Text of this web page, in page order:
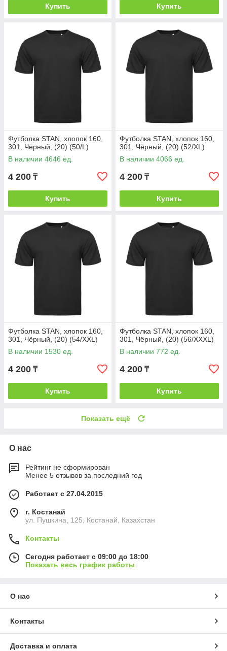
Купить Купить
Футболка STAN, хлопок 160,
301, Чёрный, (20) (50/L)
В наличии 4646 ед.
4 200 ₸
Купить
Футболка STAN, хлопок 160,
301, Чёрный, (20) (52/XL)
В наличии 4066 ед.
4 200 ₸
Купить
Футболка STAN, хлопок 160,
301, Чёрный, (20) (54/XXL)
В наличии 1530 ед.
4 200 ₸
Купить
Футболка STAN, хлопок 160,
301, Чёрный, (20) (56/XXXL)
В наличии 772 ед.
4 200 ₸
Купить
Показать ещё
О нас
Рейтинг не сформирован
Менее 5 отзывов за последний год
Работает с 27.04.2015
г. Костанай
ул. Пушкина, 125, Костанай, Казахстан
Контакты
Сегодня работает с 09:00 до 18:00
Показать весь график работы
О нас
Контакты
Доставка и оплата